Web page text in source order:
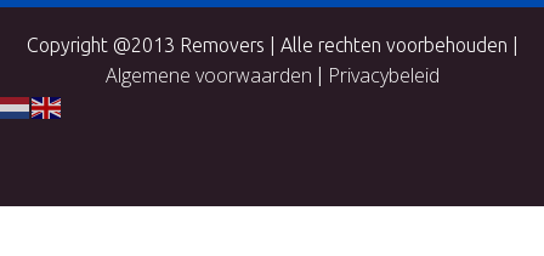
Copyright @2013 Removers | Alle rechten voorbehouden |
Algemene voorwaarden Privacybeleid